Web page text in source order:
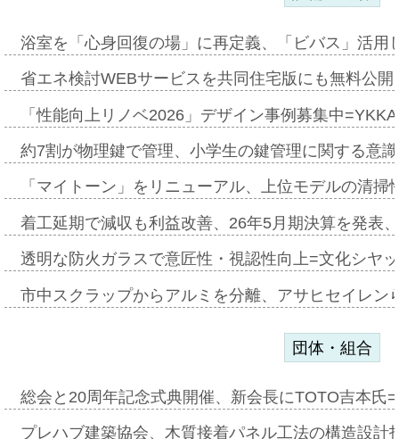
浴室を「心身回復の場」に再定義、「ビバス」活
省エネ検討WEBサービスを共同住宅版にも無料公
「性能向上リノベ2026」デザイン事例募集中
約7割が物理鍵で管理、小学生の鍵管理に関する意
「マイトーン」をリニューアル、上位モデルの清
着工延期で減収も利益改善、26年5月期決算を発表
透明な防火ガラスで意匠性・視認性向上=文化シヤ
市中スクラップからアルミを分離、アサヒセイレ
団体・組合
総会と20周年記念式典開催、新会長にTOTO吉本氏
プレハブ建築協会、木質接着パネル工法の構造設